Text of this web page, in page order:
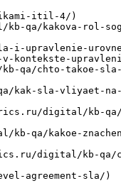
itil-4/)
kb-qa/kakova-rol-
i-upravlenie-
kontekste-
qa/chto-takoe-
kak-sla-vliyaet-
digital/kb-
kb-qa/kakoe-
digital/kb-
agreement-sla/)